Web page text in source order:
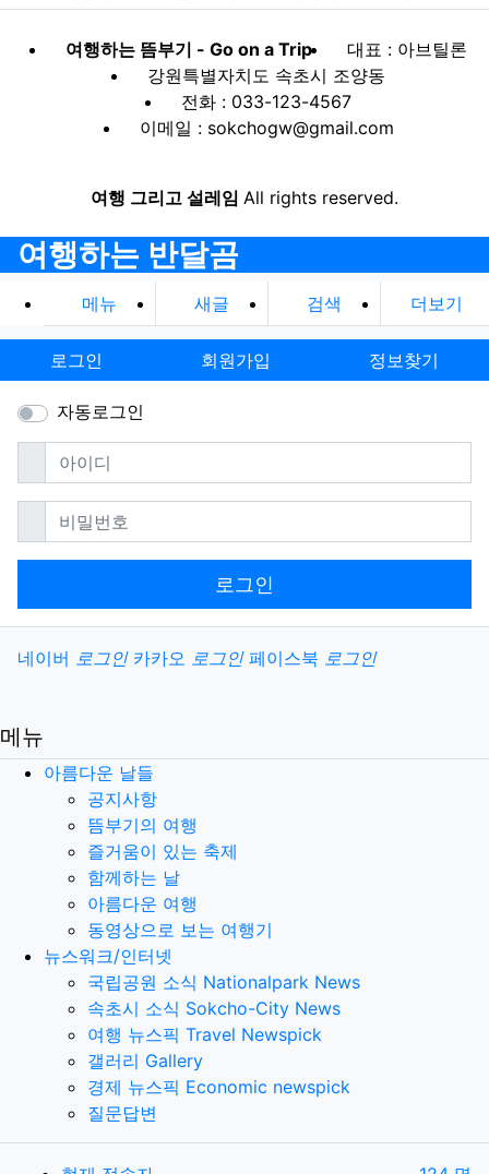
여행하는 뜸부기 - Go on a Trip
대표 : 아브틸론
강원특별자치도 속초시 조양동
전화 : 033-123-4567
이메일 : sokchogw@gmail.com
여행 그리고 설레임 All rights reserved.
여행하는 반달곰
메뉴 새글 검색 더보기
로그인 회원가입 정보찾기
자동로그인
아이디필수
비밀번호필수
로그인
소셜계정으로 로그인
네이버 로그인 카카오 로그인 페이스북 로그인
메뉴
아름다운 날들
공지사항
뜸부기의 여행
즐거움이 있는 축제
함께하는 날
아름다운 여행
동영상으로 보는 여행기
뉴스워크/인터넷
국립공원 소식 Nationalpark News
속초시 소식 Sokcho-City News
여행 뉴스픽 Travel Newspick
갤러리 Gallery
경제 뉴스픽 Economic newspick
질문답변